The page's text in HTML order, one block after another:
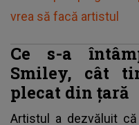
vrea să facă artistul
Ce s-a
Smiley, cât
plecat din țară
Artistul a dezvăluit